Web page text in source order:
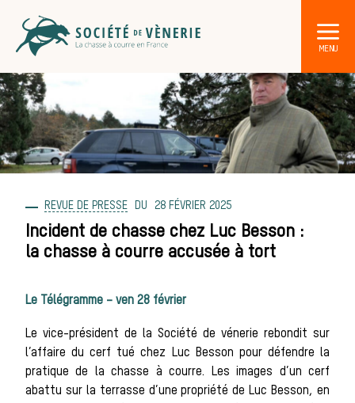
DÉCOUVRIR LA CHASSE À COURRE
Les acteurs de la vènerie
Les animaux
sauvages
REVUE DE PRESSE 28 FÉVRIER 2025
Incident de chasse chez Luc Besson :
la chasse à courre accusée à tort
Le Télégramme – ven 28 février
Le vice-président de la Société de vénerie rebondit sur
l’affaire du cerf tué chez Luc Besson pour défendre la
pratique de la chasse à courre. Les images d’un cerf
abattu sur la terrasse d’une propriété de Luc Besson, en